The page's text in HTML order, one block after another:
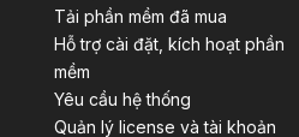
Tải phần mềm đã mua
Hỗ trợ cài đặt, kích hoạt phần
mềm
Yêu cầu hệ thống
Quản lý license và tài khoản